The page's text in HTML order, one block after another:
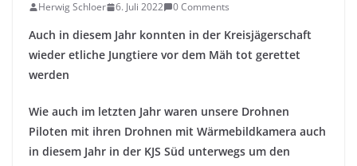
Herwig Schloer 6. Juli 2022 0 Comments
Auch in diesem Jahr konnten in der Kreisjägerschaft
wieder etliche Jungtiere vor dem Mäh tot gerettet
werden
Wie auch im letzten Jahr waren unsere Drohnen
Piloten mit ihren Drohnen mit Wärmebildkamera auch
in diesem Jahr in der KJS Süd unterwegs um den